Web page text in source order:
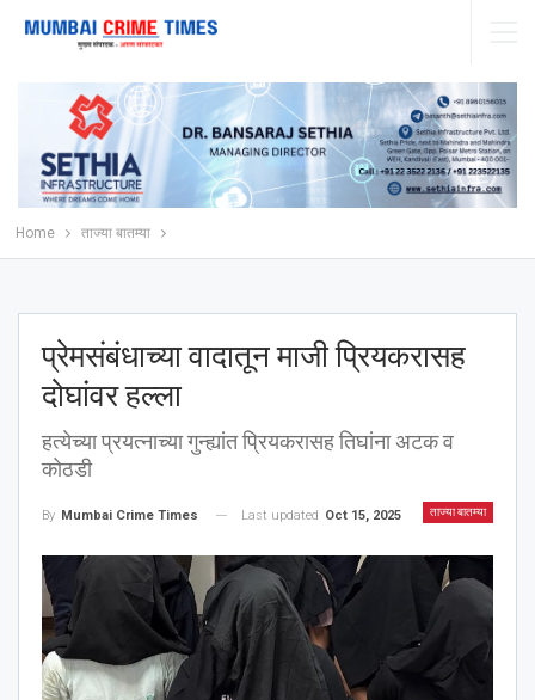
Home ताज्या बातम्या
प्रेमसंबंधाच्या वादातून माजी प्रियकरासह
दोघांवर हल्ला
हत्येच्या प्रयत्नाच्या गुन्ह्यांत प्रियकरासह तिघांना अटक व
कोठडी
ताज्या बातम्या
By Mumbai Crime Times Last updated Oct 15, 2025